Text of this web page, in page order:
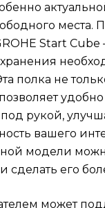
места.
Start Cube
полка не
рукой,
вашего
модели
сделать его
может